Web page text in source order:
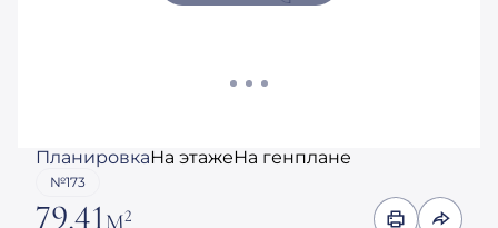
ПланировкаНа этажеНа генплане
№173
79.41М2